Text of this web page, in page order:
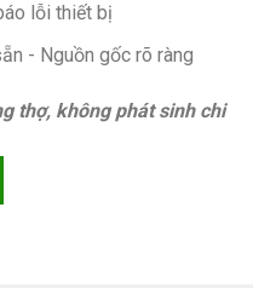
lỗi thiết bị
- Nguồn gốc rõ ràng
thợ, không phát sinh chi
Ultra G988 quantity